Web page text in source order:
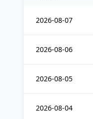
2026-08-07
2026-08-06
2026-08-05
2026-08-04